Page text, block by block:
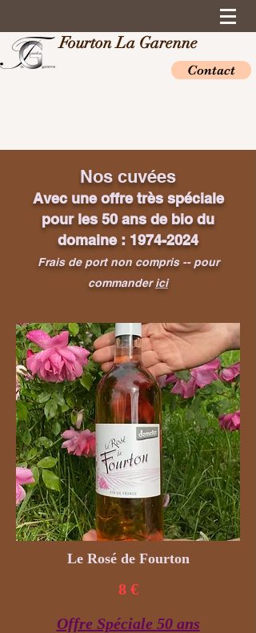
Fourton La Garenne
Contact
Nos cuvées
Avec une offre très spéciale
pour les 50 ans de bio du
domaine : 1974-2024
Frais de port non compris -- pour
commanderici
Le Rosé de Fourton
8 €
Offre Spéciale 50 ans